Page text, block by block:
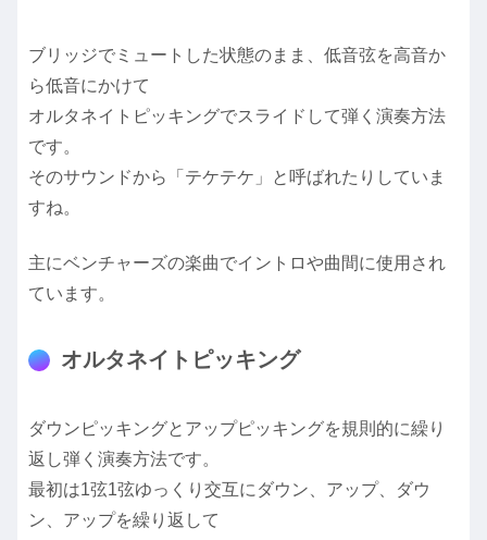
ブリッジでミュートした状態のまま、低音弦を高音か
ら低音にかけて
オルタネイトピッキングでスライドして弾く演奏方法
です。
そのサウンドから「テケテケ」と呼ばれたりしていま
すね。
主にベンチャーズの楽曲でイントロや曲間に使用され
ています。
オルタネイトピッキング
ダウンピッキングとアップピッキングを規則的に繰り
返し弾く演奏方法です。
最初は1弦1弦ゆっくり交互にダウン、アップ、ダウ
ン、アップを繰り返して